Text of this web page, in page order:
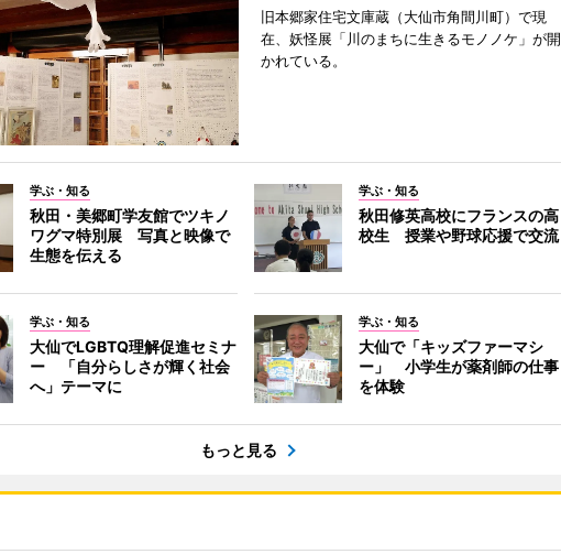
旧本郷家住宅文庫蔵（大仙市角間川町）で現
在、妖怪展「川のまちに生きるモノノケ」が開
かれている。
学ぶ・知る
秋田・美郷町学友館でツキノ
ワグマ特別展 写真と映像で
生態を伝える
学ぶ・知る
秋田修英高校にフランスの高
校生 授業や野球応援で交流
学ぶ・知る
大仙でLGBTQ理解促進セミナ
ー 「自分らしさが輝く社会
へ」テーマに
学ぶ・知る
大仙で「キッズファーマシ
ー」 小学生が薬剤師の仕事
を体験
もっと見る